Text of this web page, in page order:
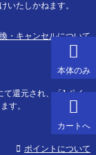
カートへ
本体のみ
いたしかねます。
・キャンセルについて
て還元され、「1ポイ
す。
ポイントについて